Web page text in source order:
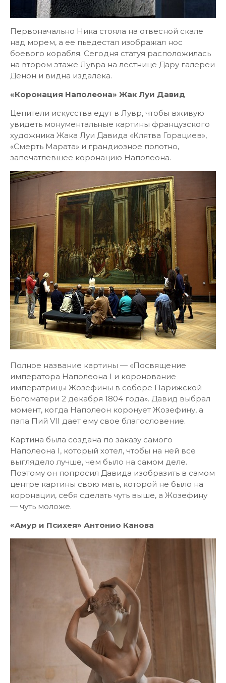
Первоначально Ника стояла на отвесной скале
над морем, а ее пьедестал изображал нос
боевого корабля. Сегодня статуя расположилась
на втором этаже Лувра на лестнице Дару галереи
Денон и видна издалека.
«Коронация Наполеона» Жак Луи Давид
Ценители искусства едут в Лувр, чтобы вживую
увидеть монументальные картины французского
художника Жака Луи Давида «Клятва Горациев»,
«Смерть Марата» и грандиозное полотно,
запечатлевшее коронацию Наполеона.
Полное название картины — «Посвящение
императора Наполеона I и коронование
императрицы Жозефины в соборе Парижской
Богоматери 2 декабря 1804 года». Давид выбрал
момент, когда Наполеон коронует Жозефину, а
папа Пий VII дает ему свое благословение.
Картина была создана по заказу самого
Наполеона I, который хотел, чтобы на ней все
выглядело лучше, чем было на самом деле.
Поэтому он попросил Давида изобразить в самом
центре картины свою мать, которой не было на
коронации, себя сделать чуть выше, а Жозефину
— чуть моложе.
«Амур и Психея» Антонио Канова